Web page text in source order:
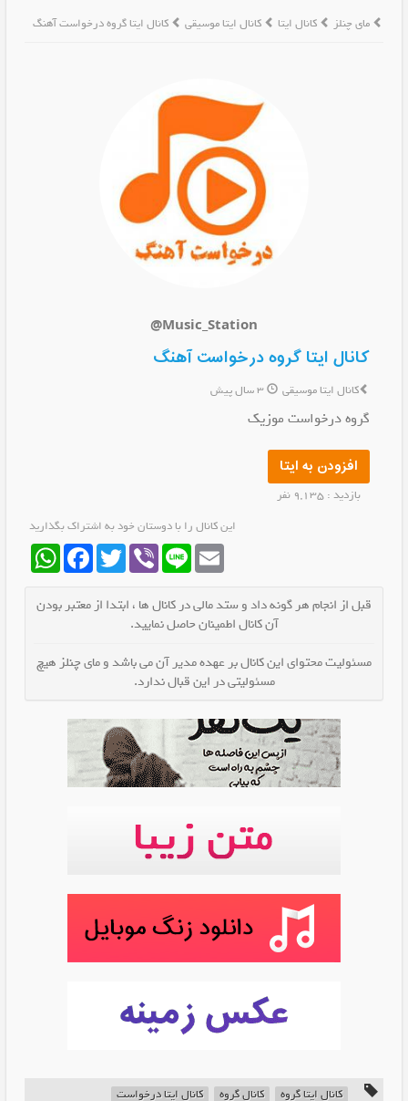
مای چنلز کانال ایتا کانال ایتا موسیقی کانال ایتا گروه درخواست آهنگ
@Music_Station
کانال ایتا گروه درخواست آهنگ
کانال ایتا موسیقی 3 سال پیش
گروه درخواست موزیک
افزودن به ایتا
بازدید : 9,135 نفر
این کانال را با دوستان خود به اشتراک بگذارید
WhatsAppFacebookTwitter Viber Line Email
قبل از انجام هر گونه داد و ستد مالی در کانال ها ، ابتدا از معتبر بودن
آن کانال اطمینان حاصل نمایید.
مسئولیت محتوای این کانال بر عهده مدیر آن می باشد و مای چنلز هیچ
مسئولیتی در این قبال ندارد.
کانال ایتا گروه کانال گروه
کانال ایتا درخواست